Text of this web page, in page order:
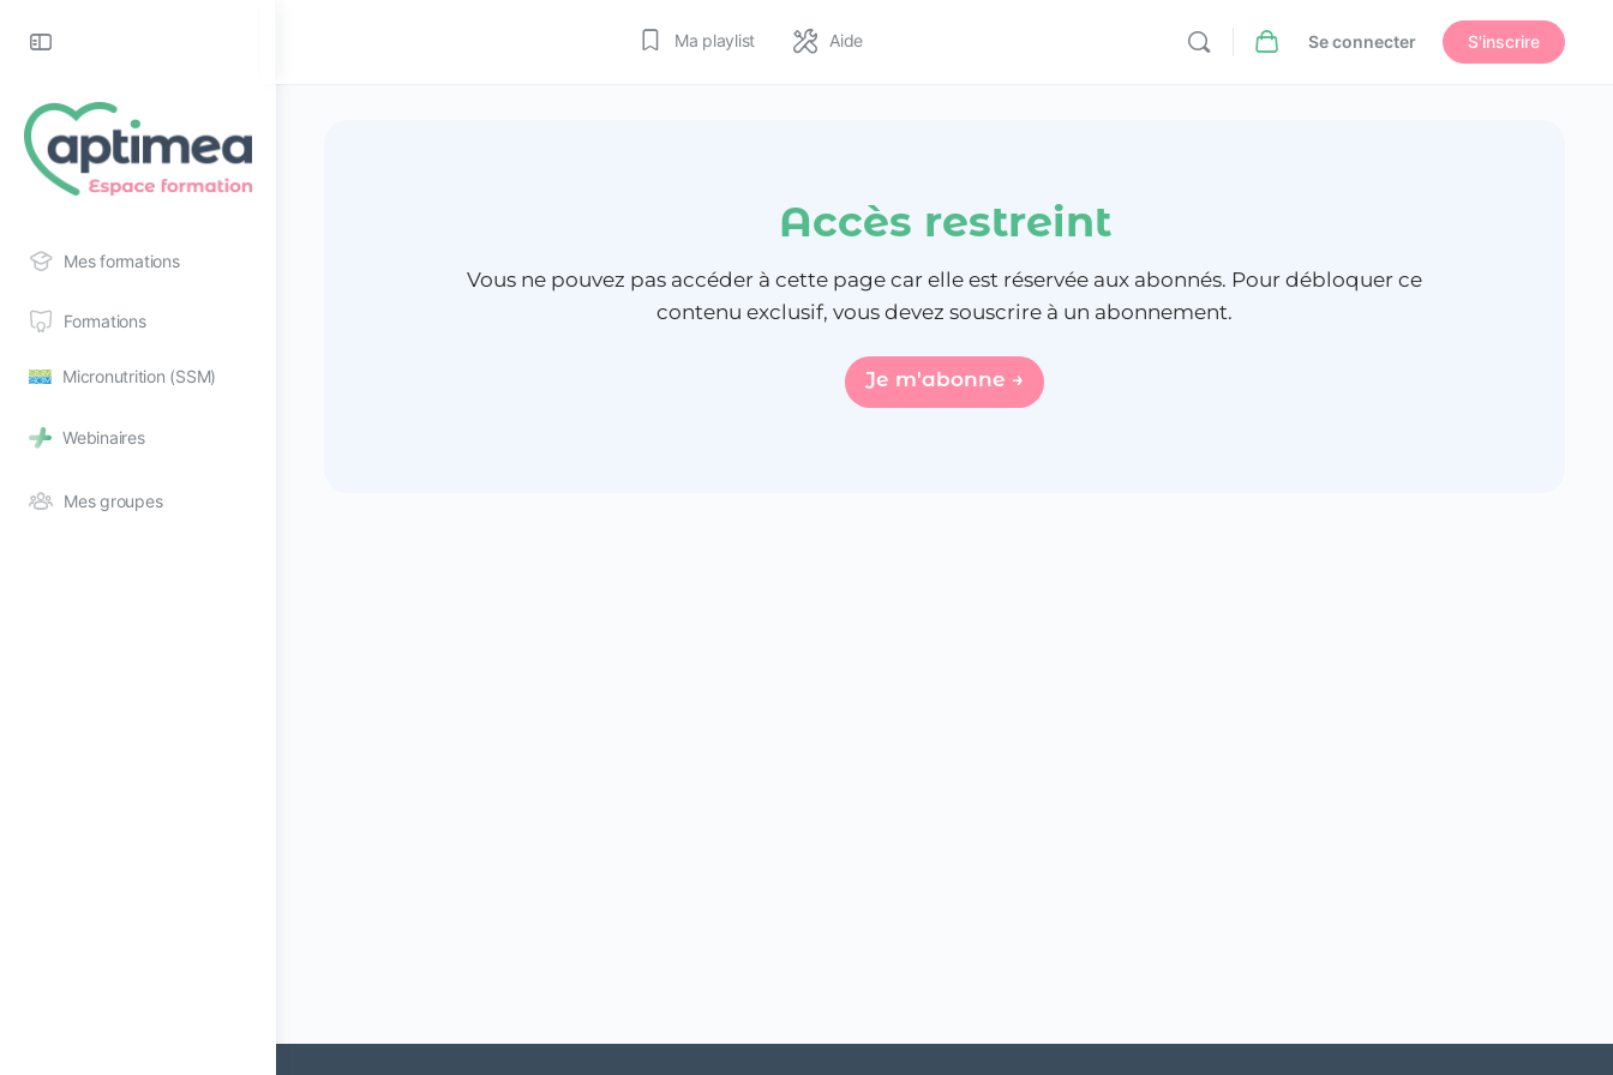
Panel
Mes formations
Formations
Micronutrition (SSM)
Webinaires
Mes groupes
Ma playlist Aide Se connecter S'inscrire
Accès restreint
Vous ne pouvez pas accéder à cette page car elle est réservée aux abonnés. Pour débloquer ce
contenu exclusif, vous devez souscrire à un abonnement.
Je m'abonne →